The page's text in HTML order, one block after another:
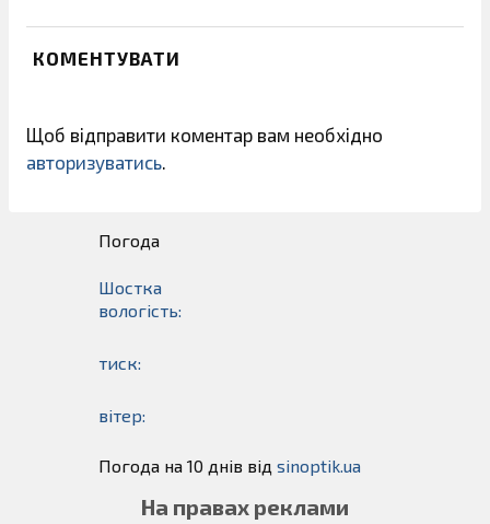
КОМЕНТУВАТИ
Щоб відправити коментар вам необхідно
авторизуватись
Погода
Шостка
вологість:
тиск:
вітер:
Погода на 10 днів від sinoptik.ua
На правах реклами